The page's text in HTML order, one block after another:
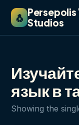
🐧 Persepolis
Studios
язык в
Showing the